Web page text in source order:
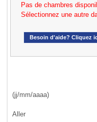
Pas de chambres
Sélectionnez une autre
Besoin d'aide? Cliquez
(jj/mm/aaaa)
Aller